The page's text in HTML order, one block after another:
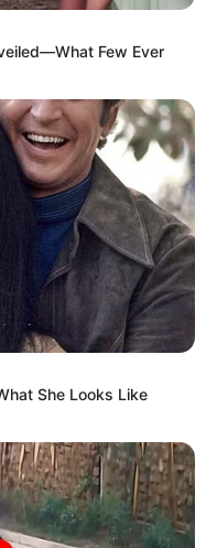
Few Ever
She Looks Like